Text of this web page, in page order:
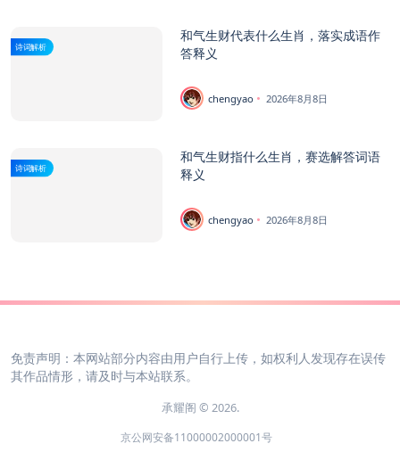
诗词解析
和气生财代表什么生肖，落实成语作
答释义
chengyao 2026年8月8日
诗词解析
和气生财指什么生肖，赛选解答词语
释义
chengyao 2026年8月8日
免责声明：本网站部分内容由用户自行上传，如权利人发现存在误传
其作品情形，请及时与本站联系。
承耀阁 © 2026.
京公网安备11000002000001号